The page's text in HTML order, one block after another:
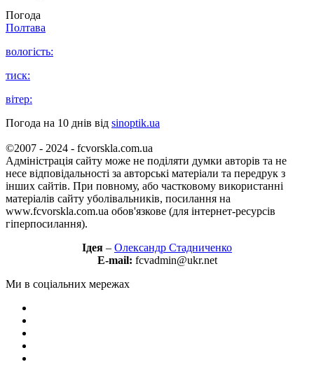
Погода
Полтава
вологість:
тиск:
вітер:
Погода на 10 днів від sinoptik.ua
©2007 - 2024 - fcvorskla.com.ua
Адміністрація сайту може не поділяти думки авторів та не
несе відповідальності за авторські матеріали та передрук з
інших сайтів. При повному, або частковому використанні
матеріалів сайту уболівальників, посилання на
www.fcvorskla.com.ua обов'язкове (для інтернет-ресурсів
гіперпосилання).
Ідея – Олександр Стадниченко
E-mail: fcvadmin@ukr.net
Ми в соціальних мережах